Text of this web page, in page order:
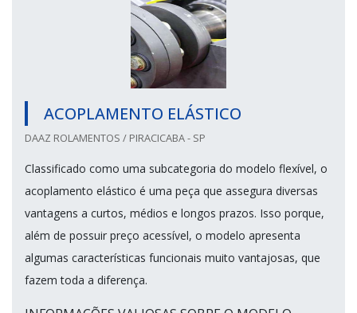
ACOPLAMENTO ELÁSTICO
DAAZ ROLAMENTOS / PIRACICABA - SP
Classificado como uma subcategoria do modelo flexível, o
acoplamento elástico é uma peça que assegura diversas
vantagens a curtos, médios e longos prazos. Isso porque,
além de possuir preço acessível, o modelo apresenta
algumas características funcionais muito vantajosas, que
fazem toda a diferença.